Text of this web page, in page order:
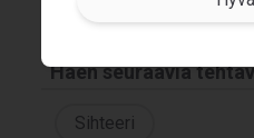
Nokia
Haen seuraavia
Sihteeri